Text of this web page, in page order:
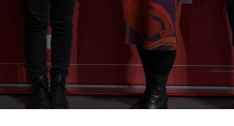
erhielten den Hauptpreis für die